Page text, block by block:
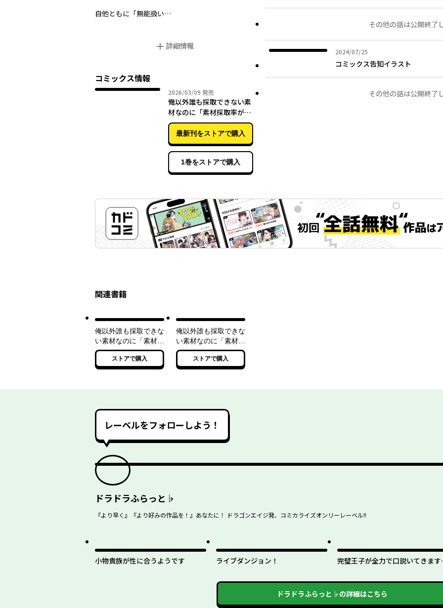
自他ともに「無能扱い…
詳細情報
コミックス情報
2026/03/09 2026年03月09日
発売
俺以外誰も採取できない素
材なのに「素材採取率が低
い」とパワハラする幼馴染
錬金術師と絶縁した専属魔
導士、辺境の町でスローラ
イフを送りたい。 5
最新刊をストアで購入
1巻をストアで購入
その他の話は公開終了
2024/07/25
2024年07月25日
コミックス告知イラスト
その他の話は公開終了
関連書籍
俺以外誰も採取できな
い素材なのに「素材採
取率が低い」とパワハ
ラする幼馴染錬金術師
と絶縁した専属魔導
ストアで購入
俺以外誰も採取できな
い素材なのに「素材採
取率が低い」とパワハ
ラする幼馴染錬金術師
と絶縁した専属魔導
ストアで購入
レーベルをフォローしよう！
ドラドラふらっと♭
『より早く』『より好みの作品を！』あなたに！ ドラゴンエイジ発、コミカライズオンリーレーベル!!
小物貴族が性に合うようです ライブダンジョン！
完璧王子が全力で口説いてきます
ドラドラふらっと♭ の詳細はこちら